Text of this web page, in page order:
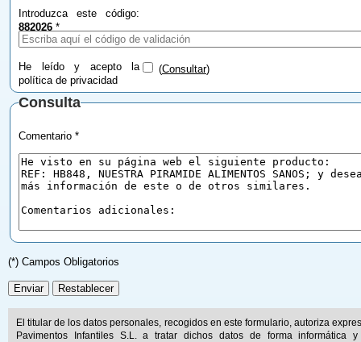
Introduzca este código:
882026 *
He leído y acepto la
política de privacidad
(Consultar)
Consulta
Comentario *
(*) Campos Obligatorios
El titular de los datos personales, recogidos en este formulario, autoriza
Pavimentos Infantiles S.L. a tratar dichos datos de forma informática y